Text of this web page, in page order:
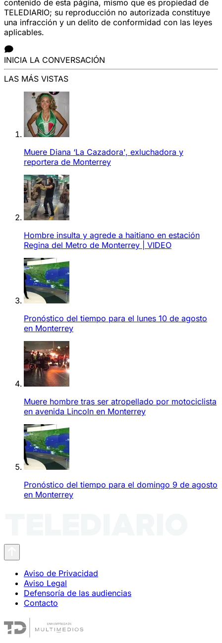
contenido de esta página, mismo que es propiedad de
TELEDIARIO; su reproducción no autorizada constituye
una infracción y un delito de conformidad con las leyes
aplicables.
INICIA LA CONVERSACIÓN
LAS MÁS VISTAS
Muere Diana ‘La Cazadora', exluchadora y
reportera de Monterrey
Hombre insulta y agrede a haitiano en estación
Regina del Metro de Monterrey | VIDEO
Pronóstico del tiempo para el lunes 10 de agosto
en Monterrey
Muere hombre tras ser atropellado por motociclista
en avenida Lincoln en Monterrey
Pronóstico del tiempo para el domingo 9 de agosto
en Monterrey
Aviso de Privacidad
Aviso Legal
Defensoría de las audiencias
Contacto